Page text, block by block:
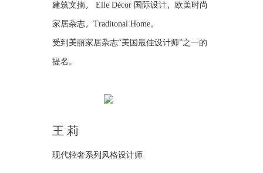
建筑文摘， Elle Décor 国际设计，欧美时尚
家居杂志，Traditonal Home。
受到美丽家居杂志“美国最佳设计师”之一的
提名。
王 莉
现代轻奢系列风格设计师